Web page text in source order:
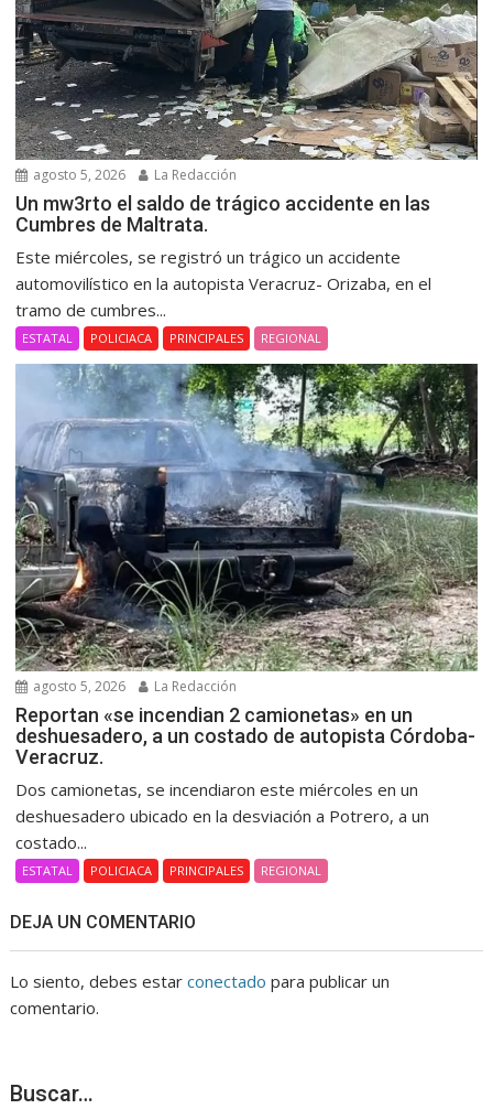
agosto 5, 2026 La Redacción
Un mw3rto el saldo de trágico accidente en las
Cumbres de Maltrata.
Este miércoles, se registró un trágico un accidente
automovilístico en la autopista Veracruz- Orizaba, en el
tramo de cumbres...
ESTATAL POLICIACA PRINCIPALES REGIONAL
agosto 5, 2026 La Redacción
Reportan «se incendian 2 camionetas» en un
deshuesadero, a un costado de autopista Córdoba-
Veracruz.
Dos camionetas, se incendiaron este miércoles en un
deshuesadero ubicado en la desviación a Potrero, a un
costado...
ESTATAL POLICIACA PRINCIPALES REGIONAL
DEJA UN COMENTARIO
Lo siento, debes estarconectado para publicar un
comentario.
Buscar…